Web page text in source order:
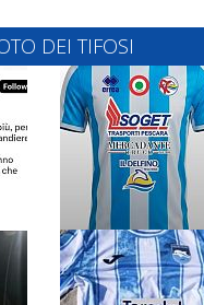
DEI TIFOSI